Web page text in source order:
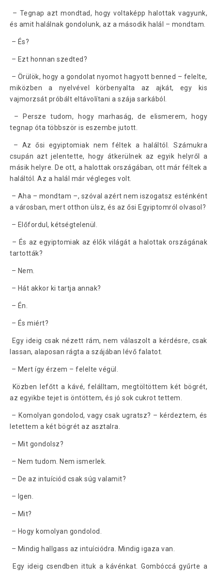
– Tegnap azt mondtad, hogy voltaképp halottak vagyunk,
és amit halálnak gondolunk, az a második halál – mondtam.
– És?
– Ezt honnan szedted?
– Örülök, hogy a gondolat nyomot hagyott benned – felelte,
miközben a nyelvével körbenyalta az ajkát, egy kis
vajmorzsát próbált eltávolítani a szája sarkából.
– Persze tudom, hogy marhaság, de elismerem, hogy
tegnap óta többször is eszembe jutott.
– Az ősi egyiptomiak nem féltek a haláltól. Számukra
csupán azt jelentette, hogy átkerülnek az egyik helyről a
másik helyre. De ott, a halottak országában, ott már féltek a
haláltól. Az a halál már végleges volt.
– Aha – mondtam –, szóval azért nem iszogatsz esténként
a városban, mert otthon ülsz, és az ősi Egyiptomról olvasol?
– Előfordul, kétségtelenül.
– És az egyiptomiak az élők világát a halottak országának
tartották?
– Nem.
– Hát akkor ki tartja annak?
– Én.
– És miért?
Egy ideig csak nézett rám, nem válaszolt a kérdésre, csak
lassan, alaposan rágta a szájában lévő falatot.
– Mert így érzem – felelte végül.
Közben lefőtt a kávé, felálltam, megtöltöttem két bögrét,
az egyikbe tejet is öntöttem, és jó sok cukrot tettem.
– Komolyan gondolod, vagy csak ugratsz? – kérdeztem, és
letettem a két bögrét az asztalra.
– Mit gondolsz?
– Nem tudom. Nem ismerlek.
– De az intuíciód csak súg valamit?
– Igen.
– Mit?
– Hogy komolyan gondolod.
– Mindig hallgass az intuíciódra. Mindig igaza van.
Egy ideig csendben ittuk a kávénkat. Gombóccá gyűrte a